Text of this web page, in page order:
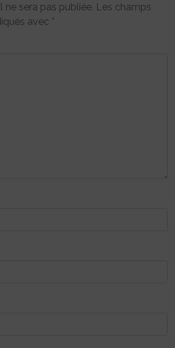
ne sera pas publiée. Les champs
avec *